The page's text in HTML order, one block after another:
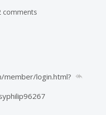
comments
member/login.html?